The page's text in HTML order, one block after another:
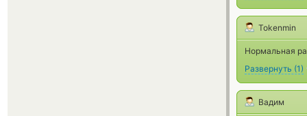
Tokenmin
Нормальная
Развернуть (1)
Вадим